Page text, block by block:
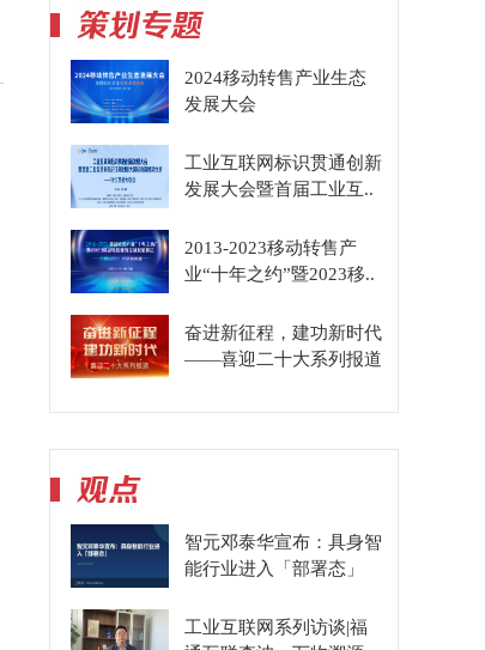
2024移动转售产业生态
发展大会
工业互联网标识贯通创新
发展大会暨首届工业互..
2013-2023移动转售产
业“十年之约”暨2023移..
奋进新征程，建功新时代
——喜迎二十大系列报道
智元邓泰华宣布：具身智
能行业进入「部署态」
工业互联网系列访谈|福